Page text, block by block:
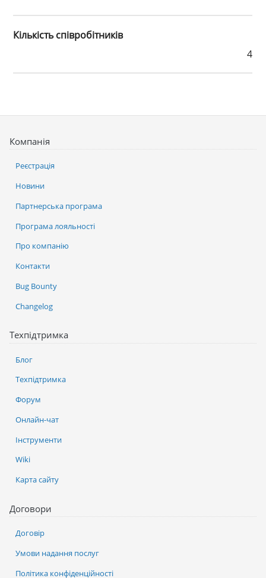
Кількість співробітників
4
Компанія
Реєстрація
Новини
Партнерська програма
Програма лояльності
Про компанію
Контакти
Bug Bounty
Changelog
Техпідтримка
Блог
Техпідтримка
Форум
Онлайн-чат
Інструменти
Wiki
Карта сайту
Договори
Договір
Умови надання послуг
Політика конфіденційності